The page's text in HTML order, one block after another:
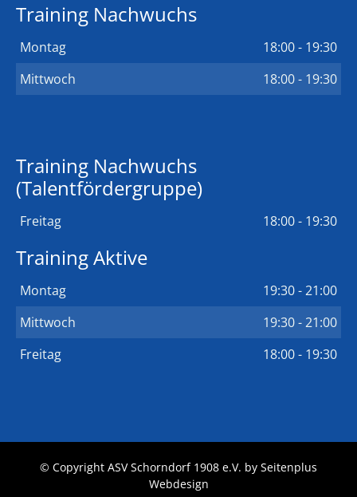
Training Nachwuchs
Montag
18:00 - 19:30
Mittwoch
18:00 - 19:30
Training Nachwuchs
(Talentfördergruppe)
Freitag 18:00 - 19:30
Training Aktive
Montag
19:30 - 21:00
Mittwoch
19:30 - 21:00
Freitag
18:00 - 19:30
© Copyright ASV Schorndorf 1908 e.V. by Seitenplus
Webdesign